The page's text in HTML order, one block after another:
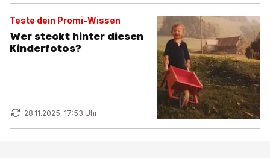
Teste dein Promi-Wissen
Wer steckt hinter diesen
Kinderfotos?
28.11.2025, 17:53 Uhr